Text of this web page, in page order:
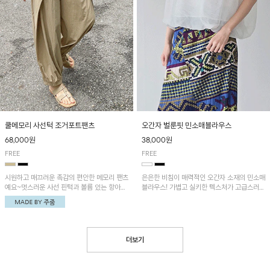
쿨메모리 사선턱 조거포트팬츠
68,000원
FREE
시원하고 매끄러운 촉감의 편안한 메모리 팬츠
예요~멋스러운 사선 핀턱과 볼륨 있는 항아리
핏이 유니크한 아이템!
오간자 벌룬핏 민소매블라우스
38,000원
FREE
은은한 비침이 매력적인 오간자 소재의 민소매
블라우스! 가볍고 실키한 텍스처가 고급스러운
더보기